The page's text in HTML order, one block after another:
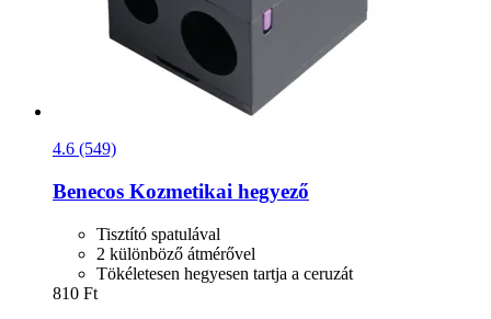
4.6 (549)
Benecos Kozmetikai hegyező
Tisztító spatulával
2 különböző átmérővel
Tökéletesen hegyesen tartja a ceruzát
810 Ft